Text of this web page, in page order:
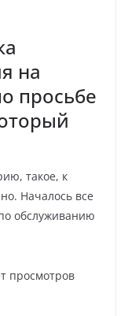
на
просьбе
такое, к
Началось все
обслуживанию
просмотров